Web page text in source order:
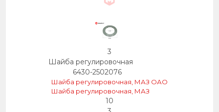
3
Шайба регулировочная
6430-2502076
Шайба регулировочная, МАЗ ОАО
Шайба регулировочная, МАЗ
10